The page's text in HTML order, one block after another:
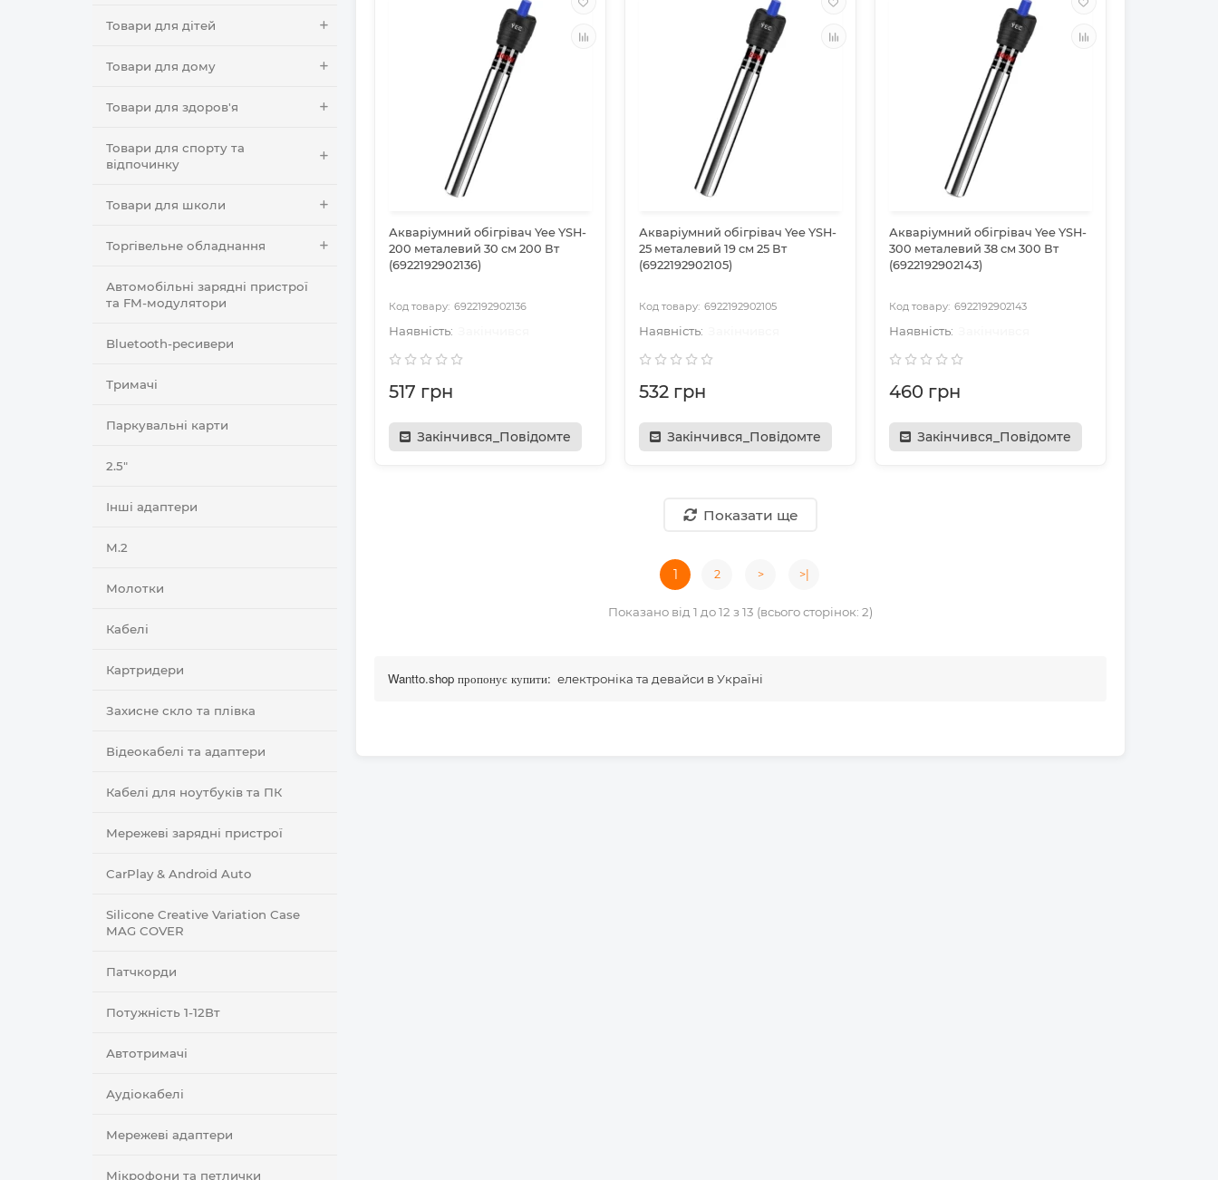
Товари для дітей
Товари для дому
Товари для здоров'я
Товари для спорту та
відпочинку
Товари для школи
Торгівельне обладнання
Автомобільні зарядні пристрої
та FM-модулятори
Bluetooth-ресивери
Тримачі
Паркувальні карти
2.5"
Інші адаптери
M.2
Молотки
Кабелі
Картридери
Захисне скло та плівка
Відеокабелі та адаптери
Кабелі для ноутбуків та ПК
Мережеві зарядні пристрої
CarPlay & Android Auto
Silicone Creative Variation Case
MAG COVER
Патчкорди
Потужність 1-12Вт
Автотримачі
Аудіокабелі
Мережеві адаптери
Мікрофони та петлички
Акваріумний обігрівач Yee YSH-
200 металевий 30 см 200 Вт
(6922192902136)
6922192902136
517 грн
Закінчився_Повідомте
Акваріумний обігрівач Yee YSH-
25 металевий 19 см 25 Вт
(6922192902105)
6922192902105
532 грн
Закінчився_Повідомте
Акваріумний обігрівач Yee YSH-
300 металевий 38 см 300 Вт
(6922192902143)
6922192902143
460 грн
Закінчився_Повідомте
Показати ще
1 2 > >|
Показано від 1 до 12 з 13 (всього сторінок: 2)
Wantto.shop пропонує купити: електроніка та девайси в Україні